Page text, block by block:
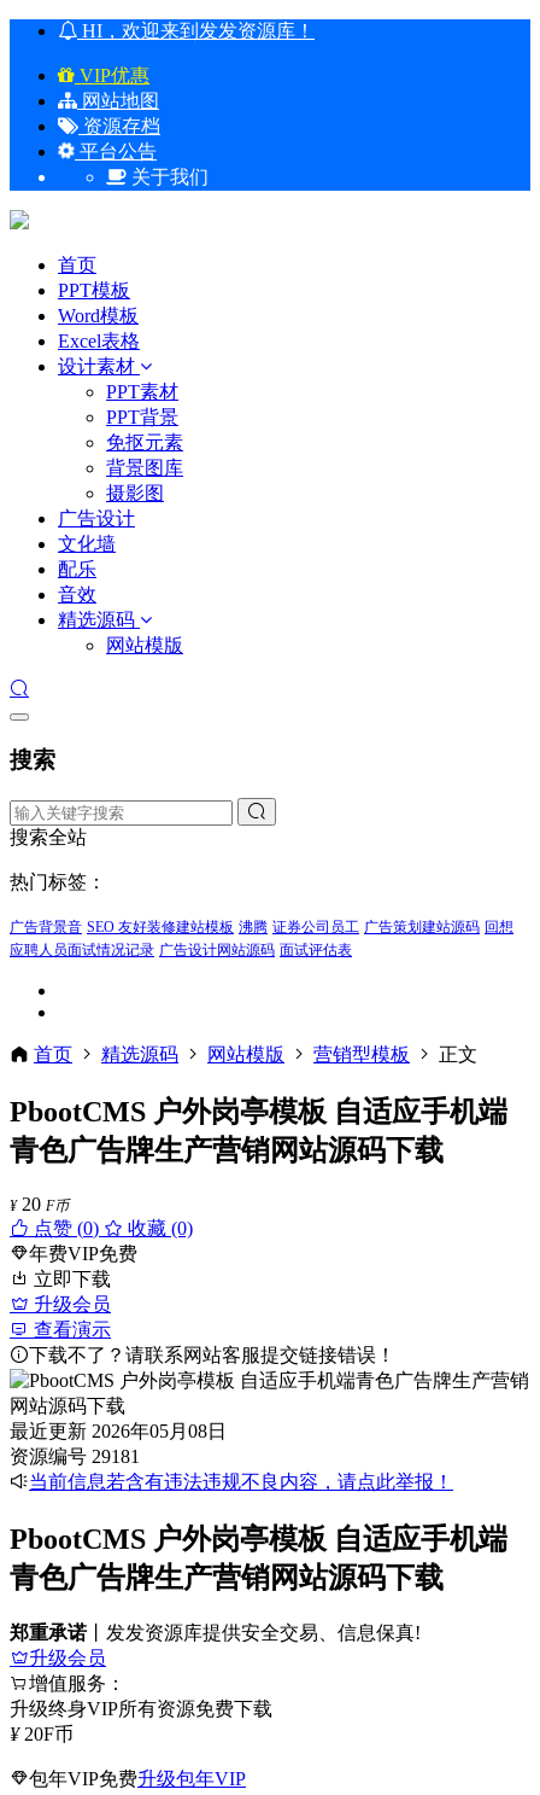
HI，欢迎来到发发资源库！
VIP优惠
网站地图
资源存档
平台公告
关于我们
首页
PPT模板
Word模板
Excel表格
设计素材
PPT素材
PPT背景
免抠元素
背景图库
摄影图
广告设计
文化墙
配乐
音效
精选源码
网站模版
搜索
搜索全站
热门标签：
广告背景音 SEO 友好装修建站模板 沸腾 证券公司员工 广告策划建站源码 回想
应聘人员面试情况记录 广告设计网站源码 面试评估表
首页 精选源码 网站模版 营销型模板 正文
PbootCMS 户外岗亭模板 自适应手机端
青色广告牌生产营销网站源码下载
¥ 20 F币
点赞 (0)
收藏 (0)
年费VIP免费
立即下载
升级会员
查看演示
下载不了？请联系网站客服提交链接错误！
最近更新 2026年05月08日
资源编号 29181
当前信息若含有违法违规不良内容，请点此举报！
PbootCMS 户外岗亭模板 自适应手机端
青色广告牌生产营销网站源码下载
郑重承诺丨发发资源库提供安全交易、信息保真!
升级会员
增值服务：
升级终身VIP所有资源免费下载
¥ 20F币
包年VIP免费升级包年VIP